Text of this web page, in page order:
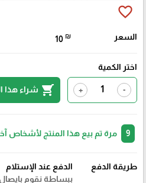
favorite_border
السعر 10 ₪
اختر الكمية
-
+
shopping_cart شراء هذا
مرة تم بيع هذا المنتج لأشخاص
طريقة الدفع
الدفع عند الإستلام
ببساطة نقوم